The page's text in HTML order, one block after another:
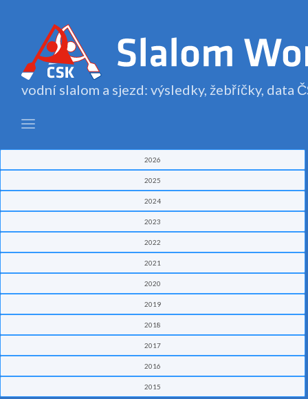
vodní slalom a sjezd: výsledky, žebříčky, data
2026
2025
2024
2023
2022
2021
2020
2019
2018
2017
2016
2015